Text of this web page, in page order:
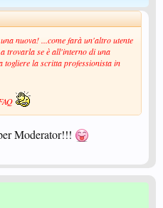
nuova! ...come farà un'altro utente
trovarla se è all'interno di una
togliere la scritta professionista in
Moderator!!!